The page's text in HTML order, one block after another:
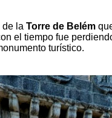
de la Torre de Belém
el tiempo fue
turístico.